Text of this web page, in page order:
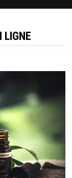
LIGNE